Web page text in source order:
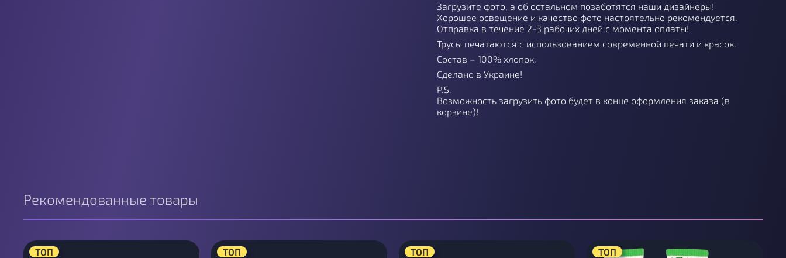
Загрузите фото, а об остальном позаботятся наши дизайнеры!
Хорошее освещение и качество фото настоятельно рекомендуется.
Отправка в течение 2-3 рабочих дней с момента оплаты!
Трусы печатаются с использованием современной печати и красок.
Состав – 100% хлопок.
Сделано в Украине!
P.S.
Возможность загрузить фото будет в конце оформления заказа (в
корзине)!
Рекомендованные товары
ТОП ТОП ТОП ТОП